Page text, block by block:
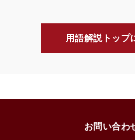
用語解説トップ
お問い合わ